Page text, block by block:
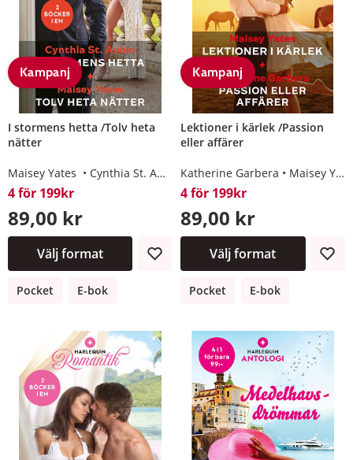
Kampanj
I stormens hetta /Tolv heta
nätter
Maisey Yates Cynthia St. Aubin
4 för 199kr
89,00 kr
Välj format
Pocket E-bok
Kampanj
Lektioner i kärlek /Passion
eller affärer
Katherine Garbera Maisey Yates
4 för 199kr
89,00 kr
Välj format
Pocket E-bok